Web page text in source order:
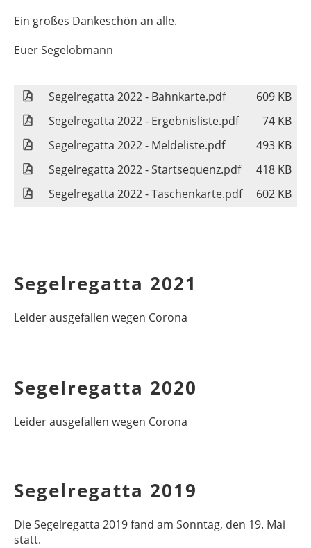
Ein großes Dankeschön an alle.
Euer Segelobmann
Segelregatta 2022 - Bahnkarte.pdf
609 KB
Segelregatta 2022 - Ergebnisliste.pdf
74 KB
Segelregatta 2022 - Meldeliste.pdf
493 KB
Segelregatta 2022 - Startsequenz.pdf
418 KB
Segelregatta 2022 - Taschenkarte.pdf
602 KB
Segelregatta 2021
Leider ausgefallen wegen Corona
Segelregatta 2020
Leider ausgefallen wegen Corona
Segelregatta 2019
Die Segelregatta 2019 fand am Sonntag, den 19. Mai
statt.